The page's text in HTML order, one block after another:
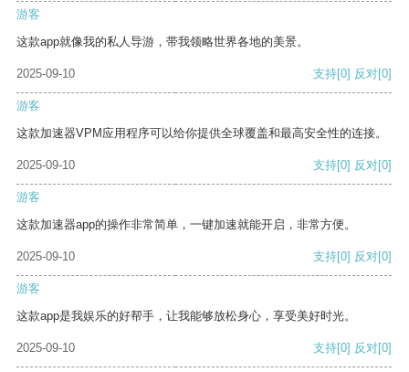
游客
这款app就像我的私人导游，带我领略世界各地的美景。
2025-09-10 支持[0] 反对[0]
游客
这款加速器VPM应用程序可以给你提供全球覆盖和最高安全性的连接。
2025-09-10 支持[0] 反对[0]
游客
这款加速器app的操作非常简单，一键加速就能开启，非常方便。
2025-09-10 支持[0] 反对[0]
游客
这款app是我娱乐的好帮手，让我能够放松身心，享受美好时光。
2025-09-10 支持[0] 反对[0]